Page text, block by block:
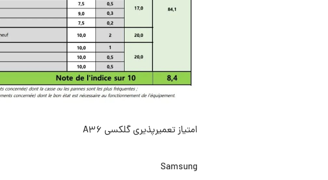
امتیاز تعمیرپذیری گلکسی A۳۶
Samsung